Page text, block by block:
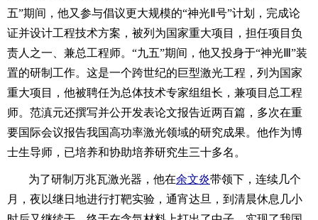
五”期间，他又参与倡议更大规模的“神光Ⅱ号”计划，完成论
证并设计工程技术方案，被列为国家重大项目，担任项目负
责人之一、兼总工程师。“九五”期间，他又投身于“神光Ⅲ”装
置的研制工作。这是一个跨世纪的巨型激光工程，列为国家
重大项目，他被聘任为总体技术专家组组长，兼项目总工程
师。范滇元还撰写并公开发表论文报告近两百篇，多次在重
要国际会议报告我国高功率激光领域的研究成果。他作为博
士生导师，已培养和协助培养研究生三十多名。
为了研制万兆瓦激光器，他在余文炎带领下，连续几个
月，夜以继日地进行打靶实验，通宵达旦，到清晨休息几小